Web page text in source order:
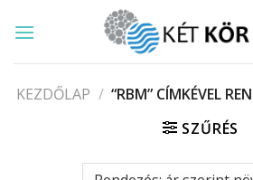
KEZDŐLAP / “RBM” CÍMKÉVEL
SZŰRÉS